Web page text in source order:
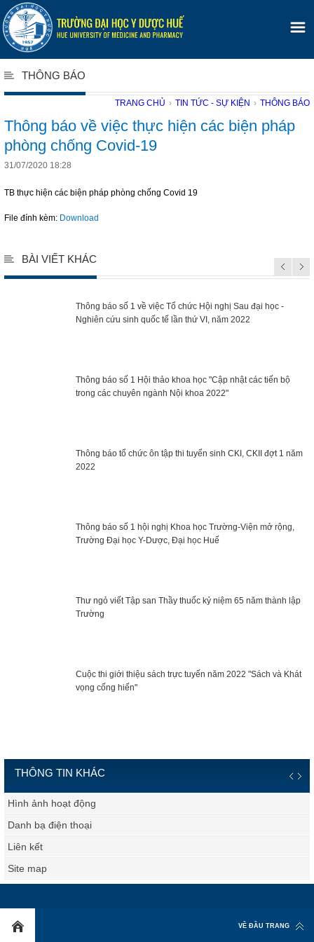
THÔNG BÁO
TRANG CHỦ › TIN TỨC - SỰ KIỆN › THÔNG BÁO
Thông báo về việc thực hiện các biện pháp
phòng chống Covid-19
31/07/2020 18:28
TB thực hiện các biện pháp phòng chống Covid 19
File đính kèm: Download
BÀI VIẾT KHÁC
Thông báo số 1 về việc Tổ chức Hội nghị Sau đại học -
Nghiên cứu sinh quốc tế lần thứ VI, năm 2022
Thông báo số 1 Hội thảo khoa học "Cập nhật các tiến bộ
trong các chuyên ngành Nội khoa 2022"
Thông báo tổ chức ôn tập thi tuyển sinh CKI, CKII đợt 1 năm
2022
Thông báo số 1 hội nghị Khoa học Trường-Viện mở rộng,
Trường Đại học Y-Dược, Đại học Huế
Thư ngỏ viết Tập san Thầy thuốc kỷ niệm 65 năm thành lập
Trường
Cuộc thi giới thiệu sách trực tuyến năm 2022 "Sách và Khát
vọng cống hiến"
THÔNG TIN KHÁC
Hình ảnh hoạt động
Danh bạ điện thoại
Liên kết
Site map
VỀ ĐẦU TRANG